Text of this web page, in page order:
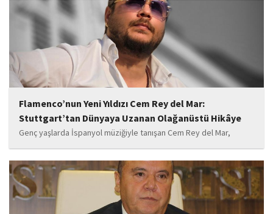
başladı.
Flamenco’nun Yeni Yıldızı Cem Rey del Mar:
Stuttgart’tan Dünyaya Uzanan Olağanüstü Hikâye
Genç yaşlarda İspanyol müziğiyle tanışan Cem Rey del Mar,
flamenco kültürünün büyüleyici atmosferinden etkilenerek
kendisini bu alana yönlendirdi. Saatler süren disiplinli çalışmalar,
teknik gelişim ve müziğe olan tutkusu, onu kısa...